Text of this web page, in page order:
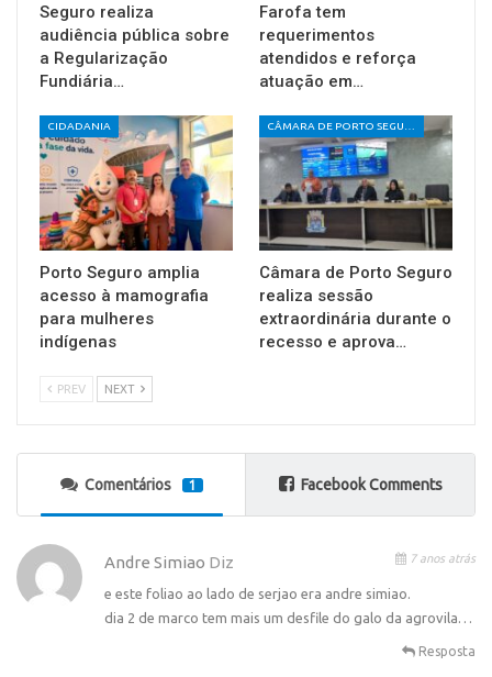
Seguro realiza
audiência pública sobre
a Regularização
Fundiária…
Farofa tem
requerimentos
atendidos e reforça
atuação em…
CIDADANIA
Porto Seguro amplia
acesso à mamografia
para mulheres
indígenas
Câmara de Porto Seguro
realiza sessão
extraordinária durante o
recesso e aprova…
PREV NEXT
Comentários 1 Facebook Comments
Andre Simiao Diz 7 anos atrás
e este foliao ao lado de serjao era andre simiao.
dia 2 de marco tem mais um desfile do galo da agrovila…
Resposta